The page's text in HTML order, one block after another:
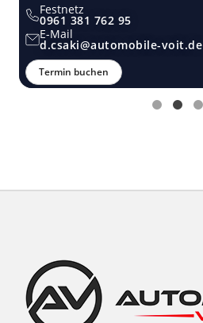
Festnetz
0961 381 762 95
E-Mail
d.csaki@automobile-voit.de
Termin buchen